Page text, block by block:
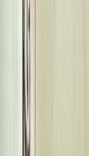
Λωζάννης.
περιπλάνηση του
Μακεδονίας, που
πληθυσμών, στην
ταυτότητας και η
στα γρανάζια της
τα γεγονότα του
© 2022, Εκδόσεις
Σύγχρονη Λογοτεχνία